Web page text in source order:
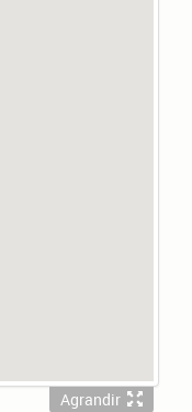
Agrandir